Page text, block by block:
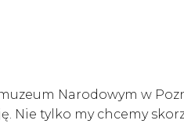
Narodowym w
Nie tylko my chcemy